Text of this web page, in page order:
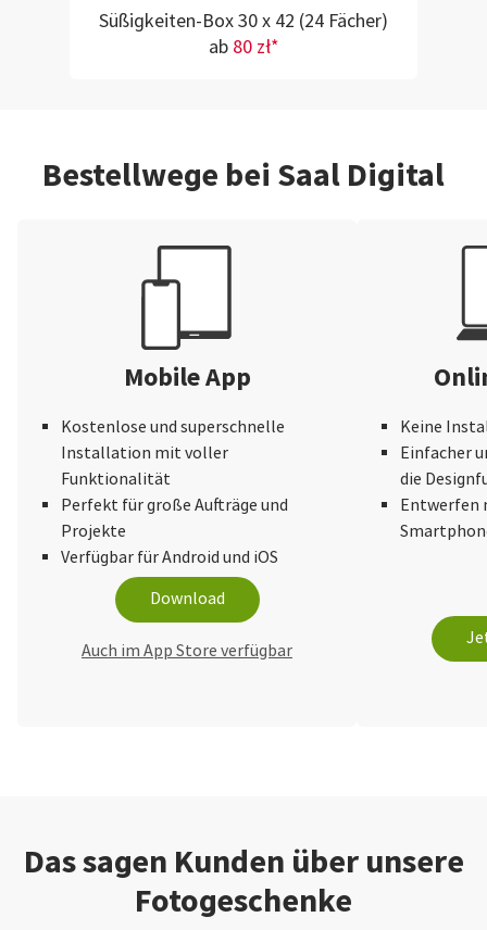
Süßigkeiten-Box 30 x 42 (24 Fächer)
ab 80 zł*
Bestellwege bei Saal Digital
Mobile App
Kostenlose und superschnelle
Installation mit voller
Funktionalität
Perfekt für große Aufträge und
Projekte
Verfügbar für Android und iOS
Download
Auch im App Store verfügbar
Keine
Einfacher
die
Entwerfen
Das sagen Kunden über unsere
Fotogeschenke